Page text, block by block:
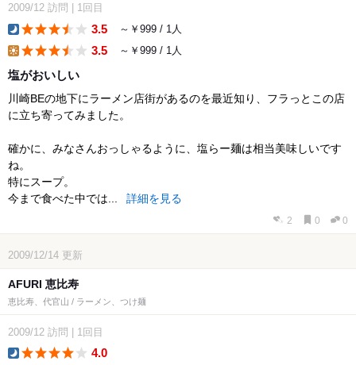
2009/12 訪問 1回目
3.5 ～￥999 / 1人
3.5 ～￥999 / 1人
塩がおいしい
川崎BEの地下にラーメン店街があるのを最近知り、フラっとこの店
に立ち寄ってみました。
確かに、みなさんおっしゃるように、塩らー麺は相当美味しいです
ね。
特にスープ。
今まで食べた中では...
詳細を見る
2 0 0
2009/12/14 更新
AFURI 恵比寿
恵比寿、代官山 / ラーメン、つけ麺
2009/12 訪問 1回目
4.0